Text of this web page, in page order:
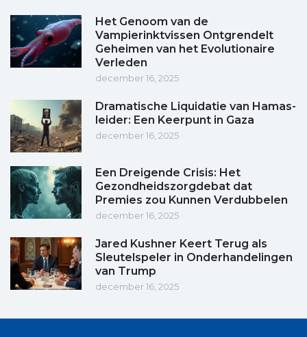
Het Genoom van de
Vampierinktvissen Ontgrendelt
Geheimen van het Evolutionaire
Verleden
december 16, 2025
Dramatische Liquidatie van Hamas-
leider: Een Keerpunt in Gaza
december 16, 2025
Een Dreigende Crisis: Het
Gezondheidszorgdebat dat
Premies zou Kunnen Verdubbelen
december 16, 2025
Jared Kushner Keert Terug als
Sleutelspeler in Onderhandelingen
van Trump
december 16, 2025